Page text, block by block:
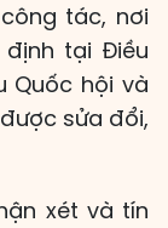
tác, nơi
tại Điều
Quốc hội và
sửa đổi,
xét và tín